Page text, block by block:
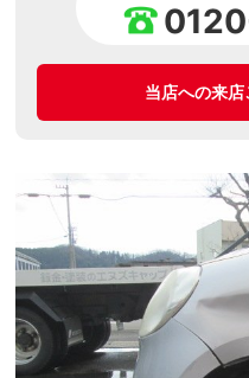
当店への来